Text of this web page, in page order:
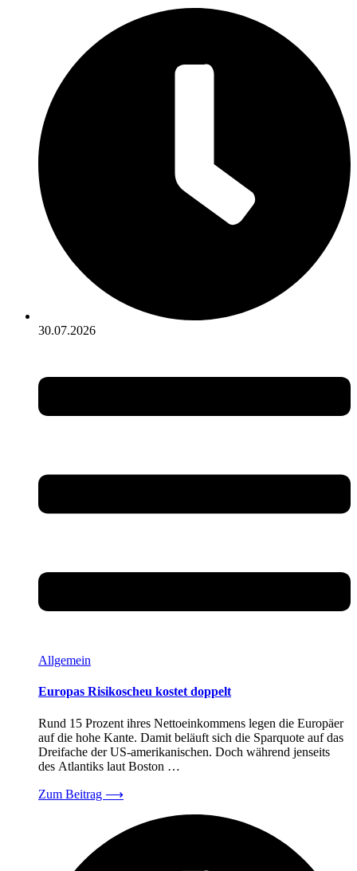
30.07.2026
Allgemein
Europas Risikoscheu kostet doppelt
Rund 15 Prozent ihres Nettoeinkommens legen die Europäer
auf die hohe Kante. Damit beläuft sich die Sparquote auf das
Dreifache der US-amerikanischen. Doch während jenseits
des Atlantiks laut Boston …
Zum Beitrag ⟶